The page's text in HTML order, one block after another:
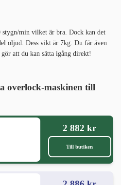
stygn/min vilket är bra. Dock kan det
oljud. Dess vikt är 7kg. Du får även
att du kan sätta igång direkt!
overlock-maskinen till
2 882 kr
Till butiken